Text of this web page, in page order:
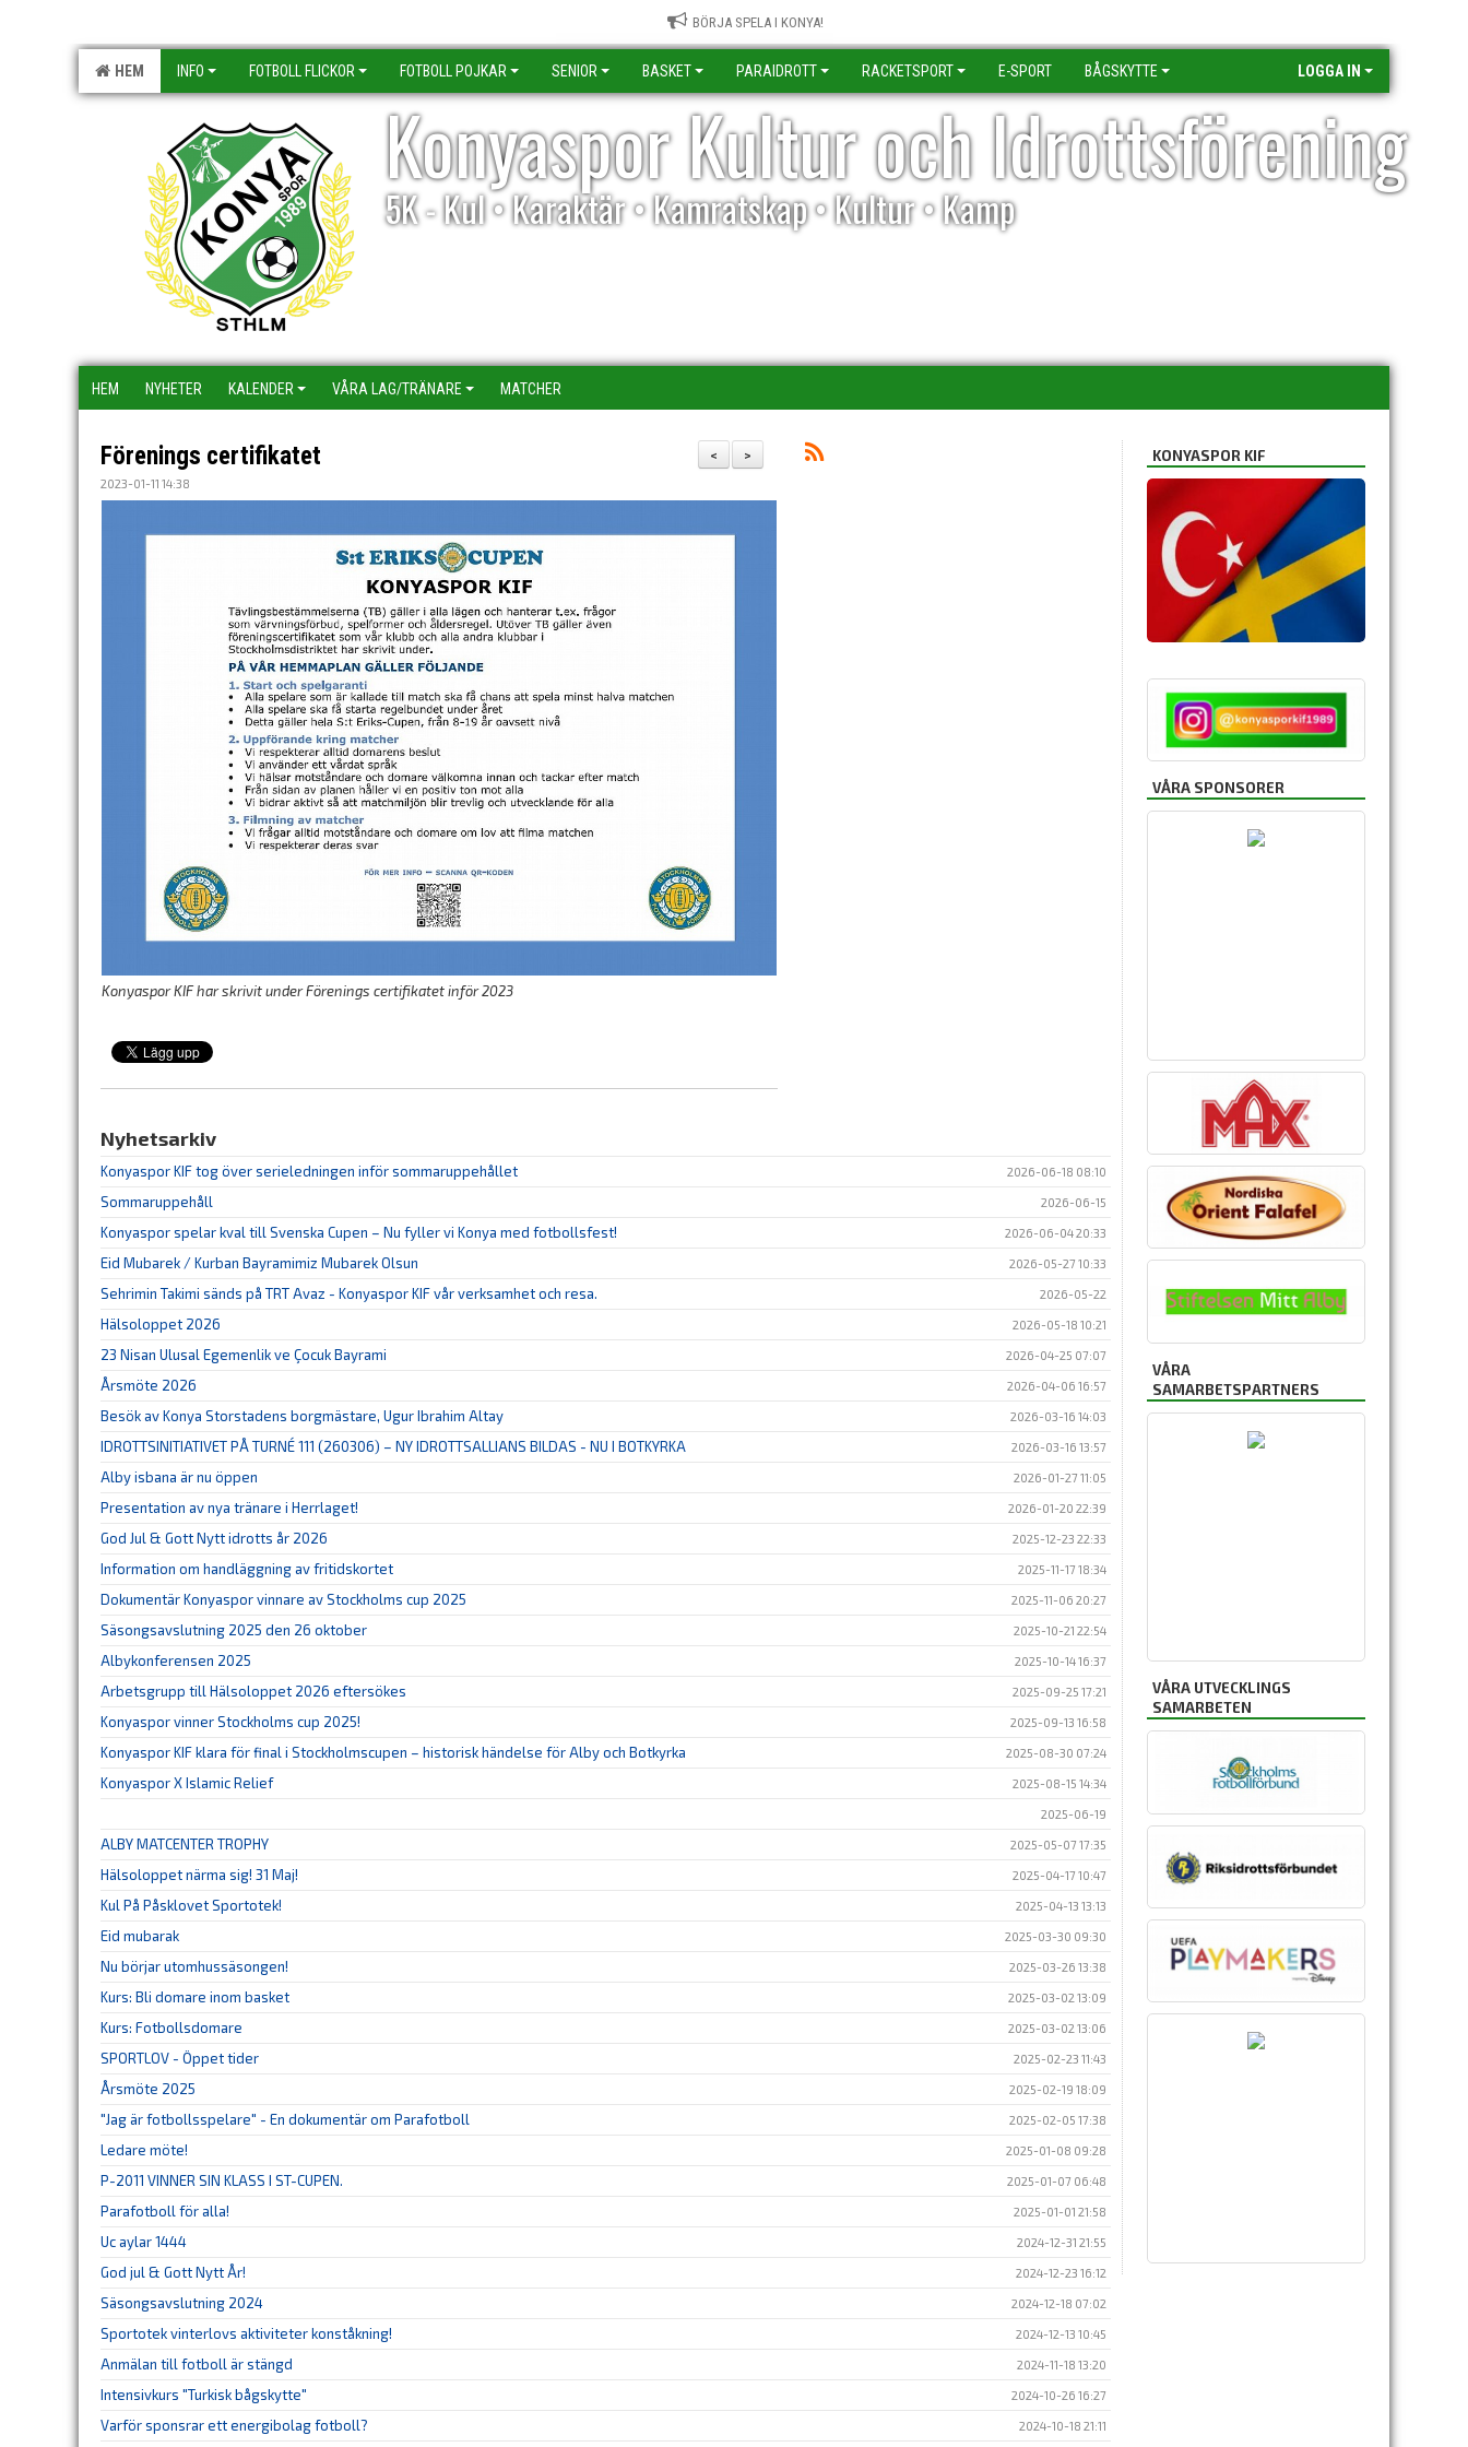
BÖRJA SPELA I KONYA!
HEM INFO FOTBOLL FLICKOR FOTBOLL POJKAR SENIOR BASKET PARAIDROTT RACKETSPORT E-SPORT BÅGSKYTTE LOGGA IN
Konyaspor Kultur och Idrottsförening
5K - Kul • Karaktär • Kamratskap • Kultur • Kamp
HEM NYHETER KALENDER VÅRA LAG/TRÄNARE MATCHER
>
<
Förenings certifikatet
2023-01-11 14:38
Konyaspor KIF har skrivit under Förenings certifikatet inför 2023
Nyhetsarkiv
Konyaspor KIF tog över serieledningen inför sommaruppehållet 2026-06-18 08:10
Sommaruppehåll 2026-06-15
Konyaspor spelar kval till Svenska Cupen – Nu fyller vi Konya med fotbollsfest! 2026-06-04 20:33
Eid Mubarek / Kurban Bayramimiz Mubarek Olsun 2026-05-27 10:33
Sehrimin Takimi sänds på TRT Avaz - Konyaspor KIF vår verksamhet och resa. 2026-05-22
Hälsoloppet 2026 2026-05-18 10:21
23 Nisan Ulusal Egemenlik ve Çocuk Bayrami 2026-04-25 07:07
Årsmöte 2026 2026-04-06 16:57
Besök av Konya Storstadens borgmästare, Ugur Ibrahim Altay 2026-03-16 14:03
IDROTTSINITIATIVET PÅ TURNÉ 111 (260306) – NY IDROTTSALLIANS BILDAS - NU I BOTKYRKA 2026-03-16 13:57
Alby isbana är nu öppen 2026-01-27 11:05
Presentation av nya tränare i Herrlaget! 2026-01-20 22:39
God Jul & Gott Nytt idrotts år 2026 2025-12-23 22:33
Information om handläggning av fritidskortet 2025-11-17 18:34
Dokumentär Konyaspor vinnare av Stockholms cup 2025 2025-11-06 20:27
Säsongsavslutning 2025 den 26 oktober 2025-10-21 22:54
Albykonferensen 2025 2025-10-14 16:37
Arbetsgrupp till Hälsoloppet 2026 eftersökes 2025-09-25 17:21
Konyaspor vinner Stockholms cup 2025! 2025-09-13 16:58
Konyaspor KIF klara för final i Stockholmscupen – historisk händelse för Alby och Botkyrka 2025-08-30 07:24
Konyaspor X Islamic Relief 2025-08-15 14:34
2025-06-19
ALBY MATCENTER TROPHY 2025-05-07 17:35
Hälsoloppet närma sig! 31 Maj! 2025-04-17 10:47
Kul På Påsklovet Sportotek! 2025-04-13 13:13
Eid mubarak 2025-03-30 09:30
Nu börjar utomhussäsongen! 2025-03-26 13:38
Kurs: Bli domare inom basket 2025-03-02 13:09
Kurs: Fotbollsdomare 2025-03-02 13:06
SPORTLOV - Öppet tider 2025-02-23 11:43
Årsmöte 2025 2025-02-19 18:09
"Jag är fotbollsspelare" - En dokumentär om Parafotboll 2025-02-05 17:38
Ledare möte! 2025-01-08 09:28
P-2011 VINNER SIN KLASS I ST-CUPEN. 2025-01-07 06:48
Parafotboll för alla! 2025-01-01 21:58
Uc aylar 1444 2024-12-31 21:55
God jul & Gott Nytt År! 2024-12-23 16:12
Säsongsavslutning 2024 2024-12-18 07:02
Sportotek vinterlovs aktiviteter konståkning! 2024-12-13 10:45
Anmälan till fotboll är stängd 2024-11-18 13:20
Intensivkurs "Turkisk bågskytte" 2024-10-26 16:27
Varför sponsrar ett energibolag fotboll? 2024-10-18 21:11
KONYASPOR KIF
VÅRA SPONSORER
VÅRA
SAMARBETSPARTNERS
VÅRA UTVECKLINGS
SAMARBETEN